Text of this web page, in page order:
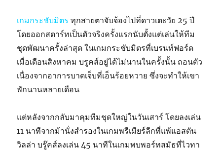
เกมกระชับมิตร ทุกสายตาจับจ้องไปที่ดาวเตะวัย 25 ปี
โดยออกสตาร์ทเป็นตัวจริงครั้งแรกนับตั้งแต่เล่นให้ทีม
ชุดพัฒนาครั้งล่าสุด ในเกมกระชับมิตรที่เบรนท์ฟอร์ด
เมื่อเดือนสิงหาคม บรูคส์อยู่ได้ไม่นานในครั้งนั้น ถอนตัว
เนื่องจากอาการบาดเจ็บที่เอ็นร้อยหวาย ซึ่งจะทำให้เขา
พักนานหลายเดือน
แต่หลังจากกลับมาคุมทีมชุดใหญ่ในวันเสาร์ โดยลงเล่น
11 นาทีจากม้านั่งสำรองในเกมพรีเมียร์ลีกที่แพ้แอสตัน
วิลล่า บรู๊คส์ลงเล่น 45 นาทีในเกมพบพอร์ทสมัธที่ไวทา